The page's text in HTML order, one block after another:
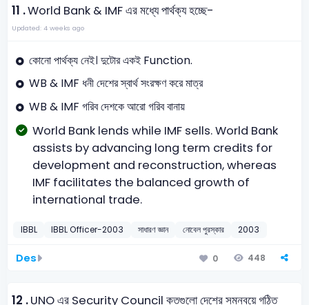
11 .World Bank & IMF এর মধ্যে পার্থক্য হচ্ছে-
Updated: 4 weeks ago
কোনো পার্থক্য নেই। দুটোর একই Function.
WB & IMF ধনী দেশের স্বার্থ সংরক্ষণ করে মাত্র
WB & IMF গরিব দেশকে আরো গরিব বানায়
World Bank lends while IMF sells. World Bank
assists by advancing long term credits for
development and reconstruction, whereas
IMF facilitates the balanced growth of
international trade.
IBBL IBBL Officer-2003 সাধারণ জ্ঞান নোবেল পুরস্কার 2003
Des 0 448
12 .UNO এর Security Council কতগুলো দেশের সমন্বয়ে গঠিত